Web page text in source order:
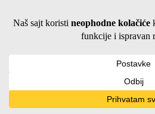
JUMP YOUR HAIR
Elixir make-up
Nelly Professional
Akcije
Korpa